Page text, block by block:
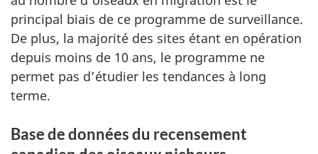
principal biais de ce programme de surveillance.
De plus, la majorité des sites étant en opération
depuis moins de 10 ans, le programme ne
permet pas d’étudier les tendances à long
terme.
Base de données du recensement